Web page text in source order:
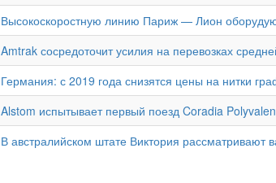
Высокоскоростную линию Париж — Лион
Amtrak сосредоточит усилия на перевозках
Германия: с 2019 года снизятся цены на нитки
Alstom испытывает первый поезд Coradia
В австралийском штате Виктория